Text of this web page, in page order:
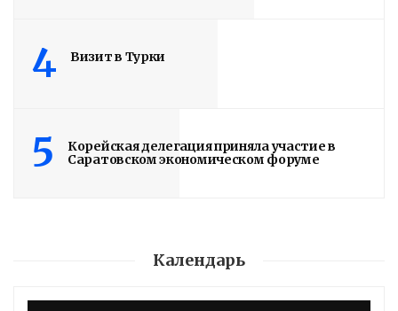
4 Визит в Турки
5
Корейская делегация приняла участие в
Саратовском экономическом форуме
Календарь